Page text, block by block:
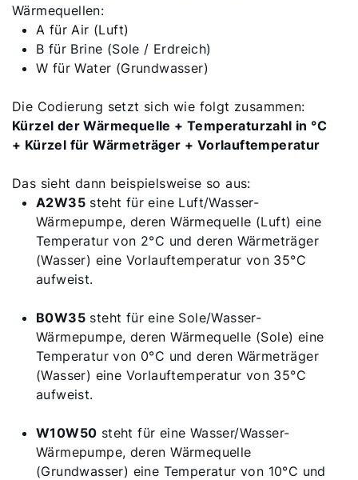
Wärmequellen:
A für Air (Luft)
B für Brine (Sole / Erdreich)
W für Water (Grundwasser)
Die Codierung setzt sich wie folgt zusammen:
Kürzel der Wärmequelle + Temperaturzahl in °C
+ Kürzel für Wärmeträger + Vorlauftemperatur
Das sieht dann beispielsweise so aus:
A2W35 steht für eine Luft/Wasser-
Wärmepumpe, deren Wärmequelle (Luft) eine
Temperatur von 2°C und deren Wärmeträger
(Wasser) eine Vorlauftemperatur von 35°C
aufweist.
B0W35 steht für eine Sole/Wasser-
Wärmepumpe, deren Wärmequelle (Sole) eine
Temperatur von 0°C und deren Wärmeträger
(Wasser) eine Vorlauftemperatur von 35°C
aufweist.
W10W50 steht für eine Wasser/Wasser-
Wärmepumpe, deren Wärmequelle
(Grundwasser) eine Temperatur von 10°C und
5 Jahre Garantie
Karriere